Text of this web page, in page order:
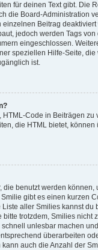
für deinen Text gibt. Die
die Board-Administration
Beitrag
jedoch werden Tags von
eingeschlossen.
speziellen Hilfe-Seite, die
ist.
HTML-Code in Beiträgen zu
die HTML bietet,
benutzt werden können,
gibt es einen kurzen
aller Smilies kannst du
bitte trotzdem, Smilies nicht
unlesbar machen
überarbeiten
auch die Anzahl der